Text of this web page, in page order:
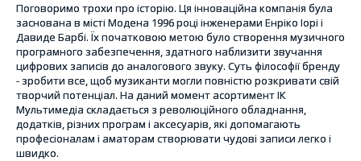
Поговоримо трохи про історію. Ця інноваційна компанія була
заснована в місті Модена 1996 році інженерами Енріко Іорі і
Давиде Барбі. Їх початковою метою було створення музичного
програмного забезпечення, здатного наблизити звучання
цифрових записів до аналогового звуку. Суть філософії бренду
- зробити все, щоб музиканти могли повністю розкривати свій
творчий потенціал. На даний момент асортимент ІК
Мультимедіа складається з революційного обладнання,
додатків, різних програм і аксесуарів, які допомагають
професіоналам і аматорам створювати чудові записи легко і
швидко.